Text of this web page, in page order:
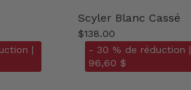
|
Scyler Blanc Cassé
$138.00
- 30 % de réduction |
96,60 $